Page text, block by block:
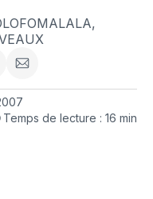
,
Partager
par
courriel
Temps de lecture : 16 min